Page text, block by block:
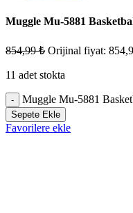
Muggle Mu-5881
854,99₺ Orijinal fiyat:
11 adet stokta
- Muggle Mu-5881
Sepete Ekle
Favorilere ekle